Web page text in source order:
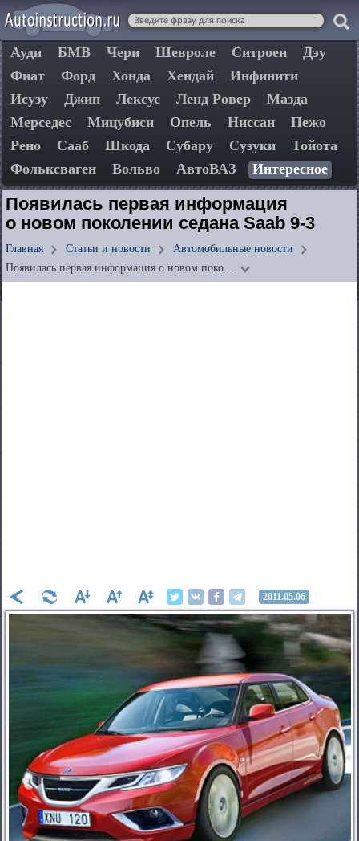
Ауди БМВ Чери Шевроле Ситроен
Дэу
Фиат
Форд Хонда Хендай
Инфинити
Исузу
Джип Лексус Ленд Ровер
Мазда
Мерседес
Мицубиси Опель Ниссан
Пежо
Рено
Сааб Шкода Субару Сузуки
Тойота
Фольксваген
Вольво АвтоВАЗ Интересное
Появилась первая информация
о новом поколении седана Saab 9-3
Главная Статьи и новости
Автомобильные новости
Появилась первая информация о новом поко…
2011.05.06